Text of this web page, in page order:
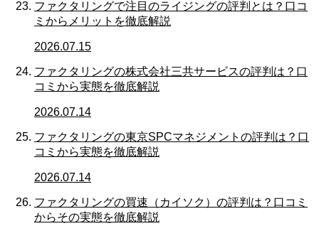
ファクタリングで注目のライジングの評判とは？口コ
ミからメリットを徹底解説
2026.07.15
ファクタリングの株式会社三共サービスの評判は？口
コミから実態を徹底解説
2026.07.14
ファクタリングの東京SPCマネジメントの評判は？口
コミから実態を徹底解説
2026.07.14
ファクタリングの買速（カイソク）の評判は？口コミ
からその実態を徹底解説